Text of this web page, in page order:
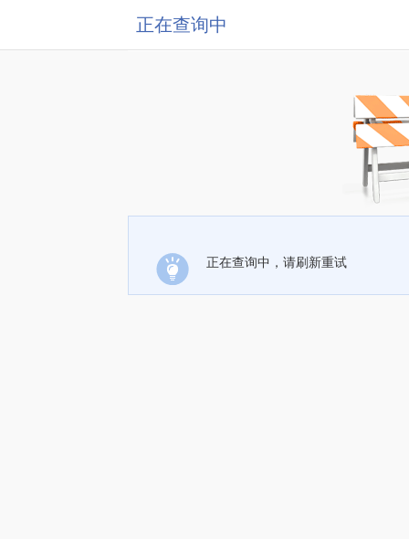
正在查询中
正在查询中，请刷新重试